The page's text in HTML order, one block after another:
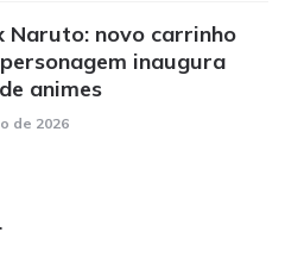
Naruto: novo carrinho
inaugura
animes
de 2026